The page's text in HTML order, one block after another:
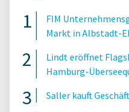
FIM
Markt in Albstadt-
Lindt eröffnet
Hamburg-
Saller kauft